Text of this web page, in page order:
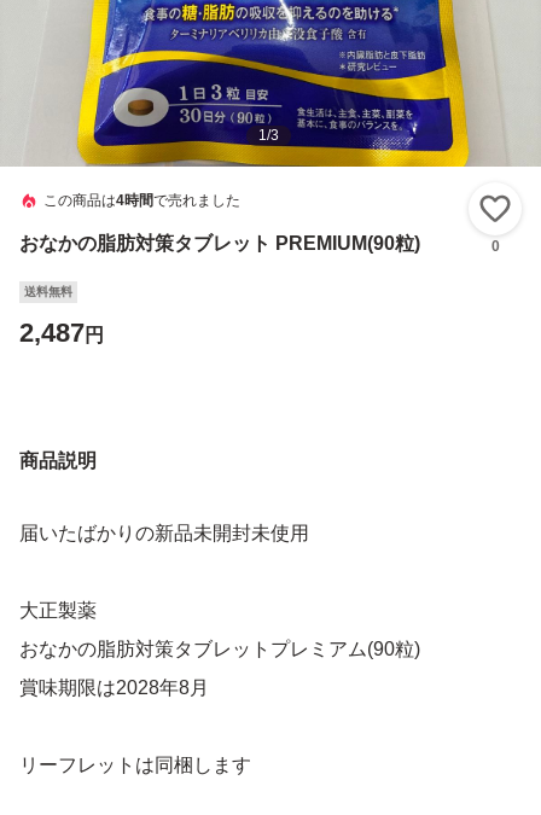
1/3
この商品は4時間で売れました
おなかの脂肪対策タブレット PREMIUM(90粒) 0
送料無料
2,487円
商品説明
届いたばかりの新品未開封未使用
大正製薬
おなかの脂肪対策タブレットプレミアム(90粒)
賞味期限は2028年8月
リーフレットは同梱します